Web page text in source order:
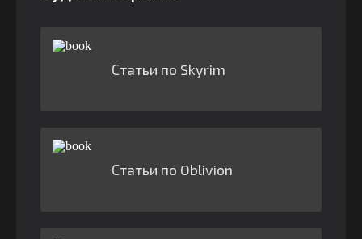
Статьи по Skyrim
Статьи по Oblivion